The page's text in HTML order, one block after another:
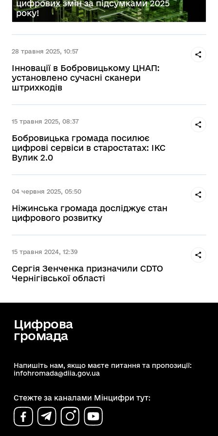
цифрових змін за підсумками 2025
року!
Інновації в Бобровицькому ЦНАП:
установлено сучасні сканери
штрихкодів
28 травня 2025, 10:57
Бобровицька громада посилює
цифрові сервіси в старостатах: ІКС
Вулик 2.0
15 травня 2025, 08:37
Ніжинська громада досліджує стан
цифрового розвитку
04 червня 2025, 05:50
Сергія Зенченка призначили CDTO
Чернігівської області
15 травня 2024, 12:39
Цифрова
громада
Напишіть нам, якщо маєте питання та пропозиції:
infohromada@diia.gov.ua
Стежте за каналами Мінцифри тут: